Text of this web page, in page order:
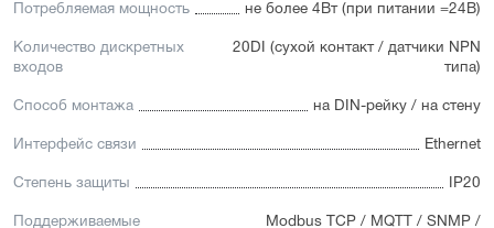
Потребляемая мощность не более 4Вт (при питании =24В)
Количество дискретных
входов
20DI (сухой контакт / датчики NPN
типа)
Способ монтажа на DIN-рейку / на стену
Интерфейс связи Ethernet
Степень защиты IP20
Поддерживаемые
Modbus TCP / MQTT / SNMP /